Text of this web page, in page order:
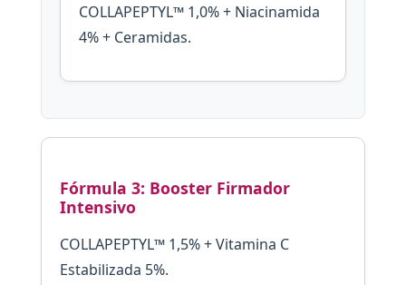
COLLAPEPTYL™ 1,0% + Niacinamida
4% + Ceramidas.
Fórmula 3: Booster Firmador
Intensivo
COLLAPEPTYL™ 1,5% + Vitamina C
Estabilizada 5%.